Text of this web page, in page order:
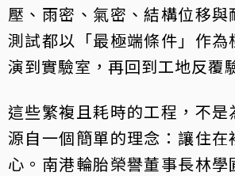
壓、雨密、氣密、結構位移與
測試都以「最極端條件」作
演到實驗室，再回到工地反覆
這些繁複且耗時的工程，不是
源自一個簡單的理念：讓住在
心。南港輪胎榮譽董事長林學